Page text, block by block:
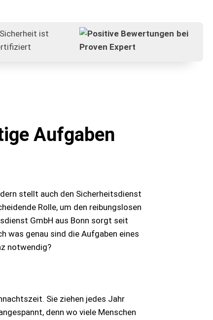
Aufgaben
stellt auch den Sicherheitsdienst
Rolle, um den reibungslosen
GmbH aus Bonn sorgt seit
was genau sind die Aufgaben eines
notwendig?
Sie ziehen jedes Jahr
denn wo viele Menschen